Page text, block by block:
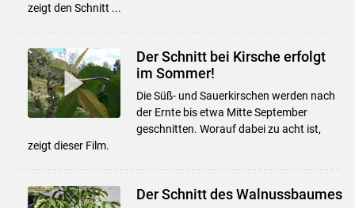
zeigt den Schnitt ...
Der Schnitt bei Kirsche erfolgt
im Sommer!
Die Süß- und Sauerkirschen werden nach
der Ernte bis etwa Mitte September
geschnitten. Worauf dabei zu acht ist,
zeigt dieser Film.
Der Schnitt des Walnussbaumes